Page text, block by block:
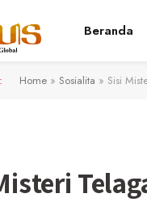
Beranda
Home » Sosialita » Sisi